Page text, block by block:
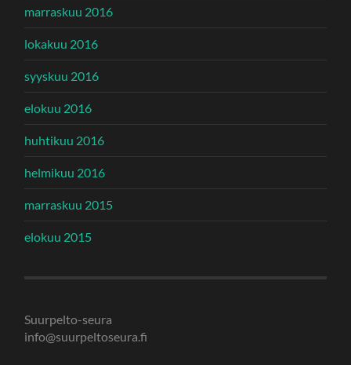
marraskuu 2016
lokakuu 2016
syyskuu 2016
elokuu 2016
huhtikuu 2016
helmikuu 2016
marraskuu 2015
elokuu 2015
Suurpelto-seura
info@suurpeltoseura.fi